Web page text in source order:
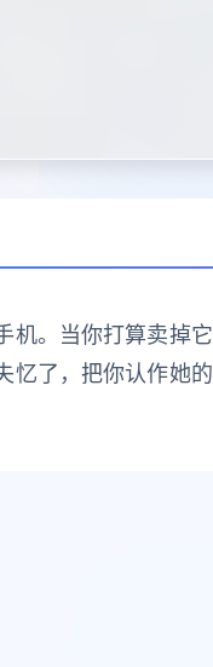
机。当你打算卖掉
忆了，把你认作她